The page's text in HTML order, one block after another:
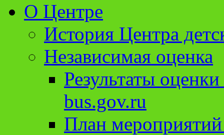
О Центре
История Центра
Независимая оценка
Результаты
bus.gov.ru
План